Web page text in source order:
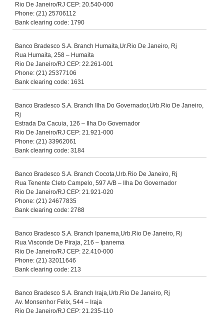
Rio De Janeiro/RJ CEP: 20.540-000
Phone: (21) 25706112
Bank clearing code: 1790
Banco Bradesco S.A. Branch Humaita,Ur.Rio De Janeiro, Rj
Rua Humaita, 258 – Humaita
Rio De Janeiro/RJ CEP: 22.261-001
Phone: (21) 25377106
Bank clearing code: 1631
Banco Bradesco S.A. Branch Ilha Do Governador,Urb.Rio De Janeiro,
Rj
Estrada Da Cacuia, 126 – Ilha Do Governador
Rio De Janeiro/RJ CEP: 21.921-000
Phone: (21) 33962061
Bank clearing code: 3184
Banco Bradesco S.A. Branch Cocota,Urb.Rio De Janeiro, Rj
Rua Tenente Cleto Campelo, 597 A/B – Ilha Do Governador
Rio De Janeiro/RJ CEP: 21.921-020
Phone: (21) 24677835
Bank clearing code: 2788
Banco Bradesco S.A. Branch Ipanema,Urb.Rio De Janeiro, Rj
Rua Visconde De Piraja, 216 – Ipanema
Rio De Janeiro/RJ CEP: 22.410-000
Phone: (21) 32011646
Bank clearing code: 213
Banco Bradesco S.A. Branch Iraja,Urb.Rio De Janeiro, Rj
Av. Monsenhor Felix, 544 – Iraja
Rio De Janeiro/RJ CEP: 21.235-110